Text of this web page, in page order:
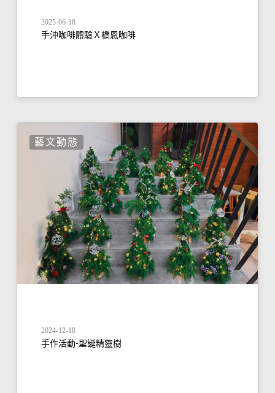
2025-06-18
手沖咖啡體驗Ｘ橋恩咖啡
藝文動態
2024-12-18
手作活動-聖誕精靈樹